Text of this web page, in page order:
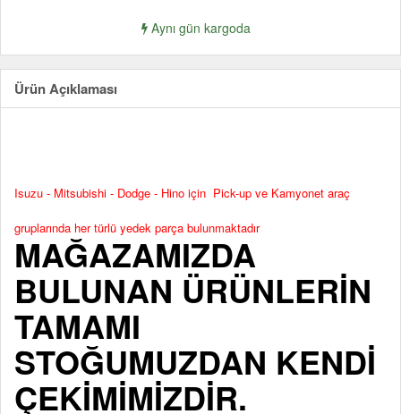
Aynı gün kargoda
Ürün Açıklaması
Isuzu - Mitsubishi - Dodge - Hino için Pick-up ve Kamyonet araç
gruplarında her türlü yedek parça bulunmaktadır
MAĞAZAMIZDA
BULUNAN ÜRÜNLERİN
TAMAMI
STOĞUMUZDAN KENDİ
ÇEKİMİMİZDİR.